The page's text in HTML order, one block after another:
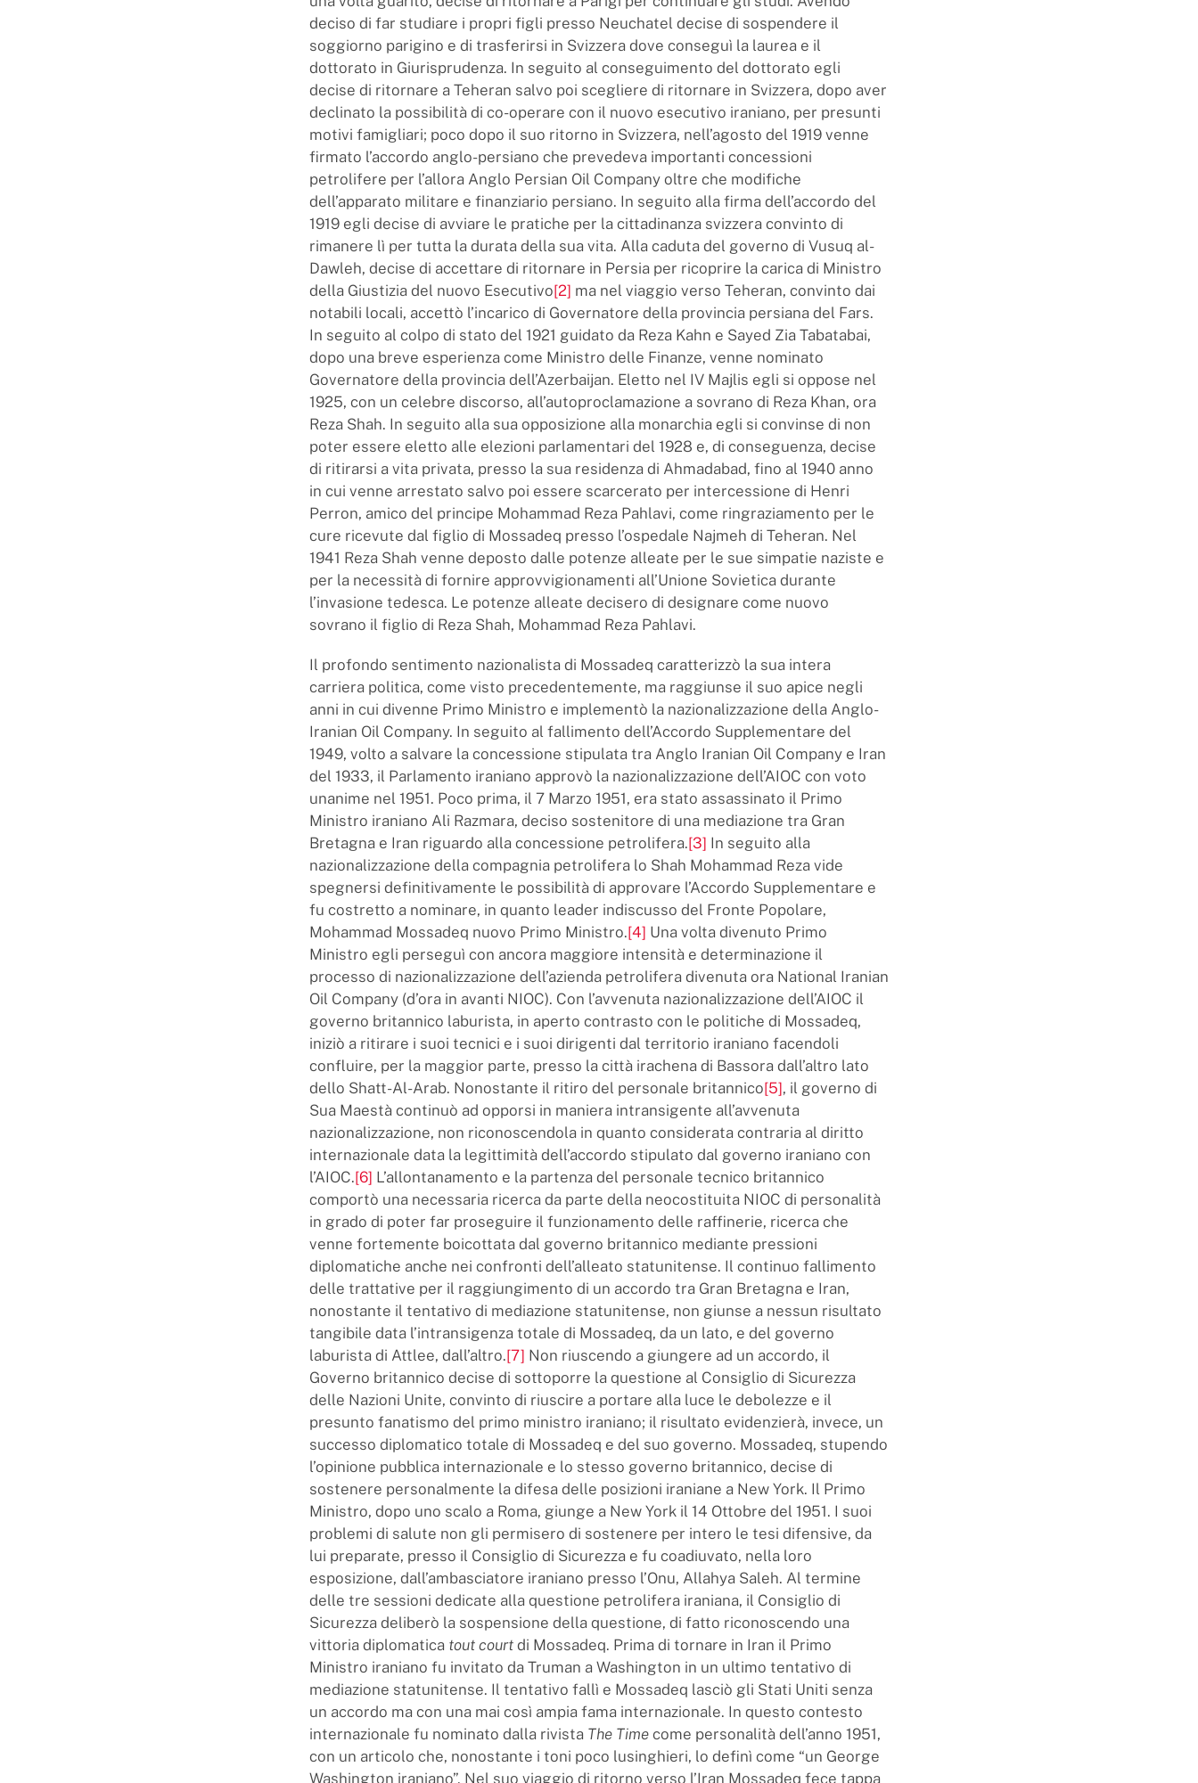
deciso di far studiare i propri figli presso Neuchatel decise di sospendere il
soggiorno parigino e di trasferirsi in Svizzera dove conseguì la laurea e il
dottorato in Giurisprudenza. In seguito al conseguimento del dottorato egli
decise di ritornare a Teheran salvo poi scegliere di ritornare in Svizzera, dopo aver
declinato la possibilità di co-operare con il nuovo esecutivo iraniano, per presunti
motivi famigliari; poco dopo il suo ritorno in Svizzera, nell’agosto del 1919 venne
firmato l’accordo anglo-persiano che prevedeva importanti concessioni
petrolifere per l’allora Anglo Persian Oil Company oltre che modifiche
dell’apparato militare e finanziario persiano. In seguito alla firma dell’accordo del
1919 egli decise di avviare le pratiche per la cittadinanza svizzera convinto di
rimanere lì per tutta la durata della sua vita. Alla caduta del governo di Vusuq al-
Dawleh, decise di accettare di ritornare in Persia per ricoprire la carica di Ministro
della Giustizia del nuovo Esecutivo[2] ma nel viaggio verso Teheran, convinto dai
notabili locali, accettò l’incarico di Governatore della provincia persiana del Fars.
In seguito al colpo di stato del 1921 guidato da Reza Kahn e Sayed Zia Tabatabai,
dopo una breve esperienza come Ministro delle Finanze, venne nominato
Governatore della provincia dell’Azerbaijan. Eletto nel IV Majlis egli si oppose nel
1925, con un celebre discorso, all’autoproclamazione a sovrano di Reza Khan, ora
Reza Shah. In seguito alla sua opposizione alla monarchia egli si convinse di non
poter essere eletto alle elezioni parlamentari del 1928 e, di conseguenza, decise
di ritirarsi a vita privata, presso la sua residenza di Ahmadabad, fino al 1940 anno
in cui venne arrestato salvo poi essere scarcerato per intercessione di Henri
Perron, amico del principe Mohammad Reza Pahlavi, come ringraziamento per le
cure ricevute dal figlio di Mossadeq presso l’ospedale Najmeh di Teheran. Nel
1941 Reza Shah venne deposto dalle potenze alleate per le sue simpatie naziste e
per la necessità di fornire approvvigionamenti all’Unione Sovietica durante
l’invasione tedesca. Le potenze alleate decisero di designare come nuovo
sovrano il figlio di Reza Shah, Mohammad Reza Pahlavi.
Il profondo sentimento nazionalista di Mossadeq caratterizzò la sua intera
carriera politica, come visto precedentemente, ma raggiunse il suo apice negli
anni in cui divenne Primo Ministro e implementò la nazionalizzazione della Anglo-
Iranian Oil Company. In seguito al fallimento dell’Accordo Supplementare del
1949, volto a salvare la concessione stipulata tra Anglo Iranian Oil Company e Iran
del 1933, il Parlamento iraniano approvò la nazionalizzazione dell’AIOC con voto
unanime nel 1951. Poco prima, il 7 Marzo 1951, era stato assassinato il Primo
Ministro iraniano Ali Razmara, deciso sostenitore di una mediazione tra Gran
Bretagna e Iran riguardo alla concessione petrolifera.[3] In seguito alla
nazionalizzazione della compagnia petrolifera lo Shah Mohammad Reza vide
spegnersi definitivamente le possibilità di approvare l’Accordo Supplementare e
fu costretto a nominare, in quanto leader indiscusso del Fronte Popolare,
Mohammad Mossadeq nuovo Primo Ministro.[4] Una volta divenuto Primo
Ministro egli perseguì con ancora maggiore intensità e determinazione il
processo di nazionalizzazione dell’azienda petrolifera divenuta ora National Iranian
Oil Company (d’ora in avanti NIOC). Con l’avvenuta nazionalizzazione dell’AIOC il
governo britannico laburista, in aperto contrasto con le politiche di Mossadeq,
iniziò a ritirare i suoi tecnici e i suoi dirigenti dal territorio iraniano facendoli
confluire, per la maggior parte, presso la città irachena di Bassora dall’altro lato
dello Shatt-Al-Arab. Nonostante il ritiro del personale britannico[5], il governo di
Sua Maestà continuò ad opporsi in maniera intransigente all’avvenuta
nazionalizzazione, non riconoscendola in quanto considerata contraria al diritto
internazionale data la legittimità dell’accordo stipulato dal governo iraniano con
l’AIOC.[6] L’allontanamento e la partenza del personale tecnico britannico
comportò una necessaria ricerca da parte della neocostituita NIOC di personalità
in grado di poter far proseguire il funzionamento delle raffinerie, ricerca che
venne fortemente boicottata dal governo britannico mediante pressioni
diplomatiche anche nei confronti dell’alleato statunitense. Il continuo fallimento
delle trattative per il raggiungimento di un accordo tra Gran Bretagna e Iran,
nonostante il tentativo di mediazione statunitense, non giunse a nessun risultato
tangibile data l’intransigenza totale di Mossadeq, da un lato, e del governo
laburista di Attlee, dall’altro.[7] Non riuscendo a giungere ad un accordo, il
Governo britannico decise di sottoporre la questione al Consiglio di Sicurezza
delle Nazioni Unite, convinto di riuscire a portare alla luce le debolezze e il
presunto fanatismo del primo ministro iraniano; il risultato evidenzierà, invece, un
successo diplomatico totale di Mossadeq e del suo governo. Mossadeq, stupendo
l’opinione pubblica internazionale e lo stesso governo britannico, decise di
sostenere personalmente la difesa delle posizioni iraniane a New York. Il Primo
Ministro, dopo uno scalo a Roma, giunge a New York il 14 Ottobre del 1951. I suoi
problemi di salute non gli permisero di sostenere per intero le tesi difensive, da
lui preparate, presso il Consiglio di Sicurezza e fu coadiuvato, nella loro
esposizione, dall’ambasciatore iraniano presso l’Onu, Allahya Saleh. Al termine
delle tre sessioni dedicate alla questione petrolifera iraniana, il Consiglio di
Sicurezza deliberò la sospensione della questione, di fatto riconoscendo una
vittoria diplomatica tout court di Mossadeq. Prima di tornare in Iran il Primo
Ministro iraniano fu invitato da Truman a Washington in un ultimo tentativo di
mediazione statunitense. Il tentativo fallì e Mossadeq lasciò gli Stati Uniti senza
un accordo ma con una mai così ampia fama internazionale. In questo contesto
internazionale fu nominato dalla rivista The Time come personalità dell’anno 1951,
con un articolo che, nonostante i toni poco lusinghieri, lo definì come “un George
Washington iraniano”. Nel suo viaggio di ritorno verso l’Iran Mossadeq fece tappa